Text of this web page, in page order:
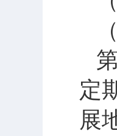
定
展